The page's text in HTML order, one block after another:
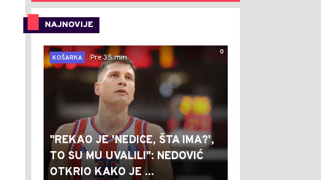
NAJNOVIJE
0
KOŠARKA
Pre 35 min
"REKAO JE 'NEDICE, ŠTA IMA?',
TO SU MU UVALILI": NEDOVIĆ
OTKRIO KAKO JE ...